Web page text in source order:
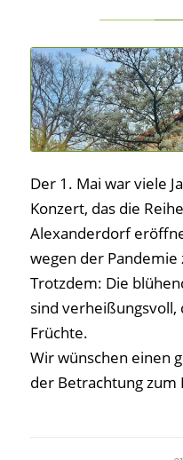
Der 1. Mai war viele
Konzert, das die
Alexanderdorf
wegen der
Trotzdem: Die
sind
Früchte.
Wir wünschen einen
der Betrachtung zum